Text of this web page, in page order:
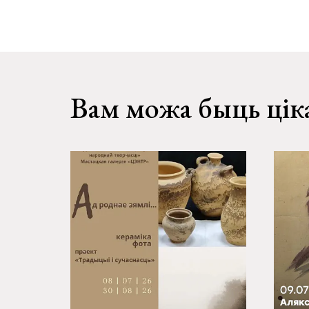
Вам можа быць